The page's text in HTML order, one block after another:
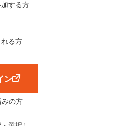
する方
る方
ン
の方